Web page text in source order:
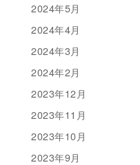
2024年5月
2024年4月
2024年3月
2024年2月
2023年12月
2023年11月
2023年10月
2023年9月